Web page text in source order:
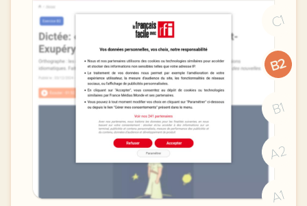
C1
B2
B1
A2
A1